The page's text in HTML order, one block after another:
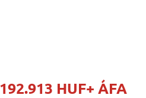
192.913 HUF+ ÁFA